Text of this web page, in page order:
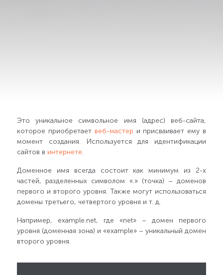
Это уникальное символьное имя (адрес) веб-сайта,
которое приобретает веб-мастер и присваивает ему в
момент создания. Используется для идентификации
сайтов в интернете
Доменное имя всегда состоит как минимум из 2-х
частей, разделенных символом «.» (точка) – доменов
первого и второго уровня. Также могут использоваться
домены третьего, четвертого уровня и т. д.
Например, example.net, где «net» – домен первого
уровня (доменная зона) и «example» – уникальный домен
второго уровня.